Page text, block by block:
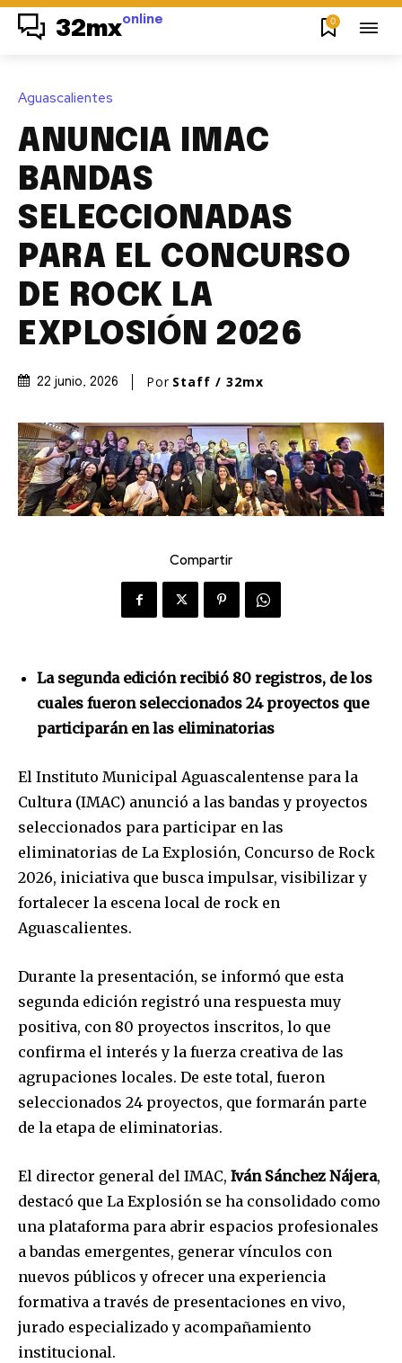
32mxonline 0
Aguascalientes
ANUNCIA IMAC
BANDAS
SELECCIONADAS
PARA EL CONCURSO
DE ROCK LA
EXPLOSIÓN 2026
22 junio, 2026 Por Staff / 32mx
Compartir
La segunda edición recibió 80 registros, de los
cuales fueron seleccionados 24 proyectos que
participarán en las eliminatorias
El Instituto Municipal Aguascalentense para la
Cultura (IMAC) anunció a las bandas y proyectos
seleccionados para participar en las
eliminatorias de La Explosión, Concurso de Rock
2026, iniciativa que busca impulsar, visibilizar y
fortalecer la escena local de rock en
Aguascalientes.
Durante la presentación, se informó que esta
segunda edición registró una respuesta muy
positiva, con 80 proyectos inscritos, lo que
confirma el interés y la fuerza creativa de las
agrupaciones locales. De este total, fueron
seleccionados 24 proyectos, que formarán parte
de la etapa de eliminatorias.
El director general del IMAC, Iván Sánchez Nájera,
destacó que La Explosión se ha consolidado como
una plataforma para abrir espacios profesionales
a bandas emergentes, generar vínculos con
nuevos públicos y ofrecer una experiencia
formativa a través de presentaciones en vivo,
jurado especializado y acompañamiento
institucional.